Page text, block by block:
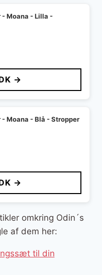
Moana - Lilla -
→
Moana - Blå - Stropper
→
omkring Odin´s
af dem her:
til din